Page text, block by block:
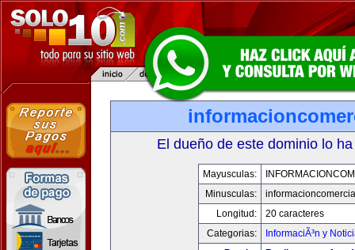
El dueño de este dominio lo
Mayusculas:
Minusculas:
Longitud:
20 caracteres
Categorias:
InformaciÃ³n y